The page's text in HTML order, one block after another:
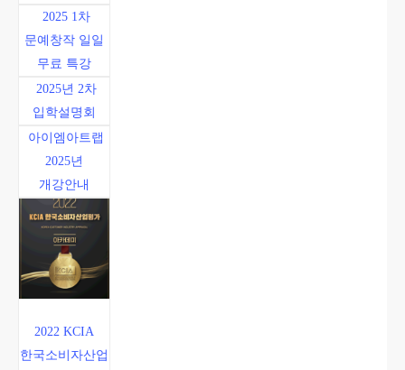
2025 1차
문예창작 일일
무료 특강
2025년 2차
입학설명회
아이엠아트랩
2025년
개강안내
2022 KCIA
한국소비자산업